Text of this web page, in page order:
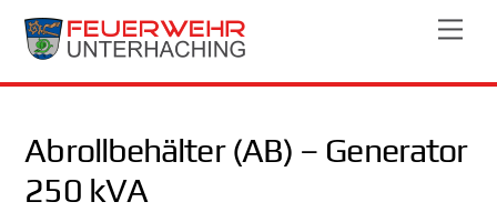
Skip
Abrollbehälter (AB) – Generator
250 kVA